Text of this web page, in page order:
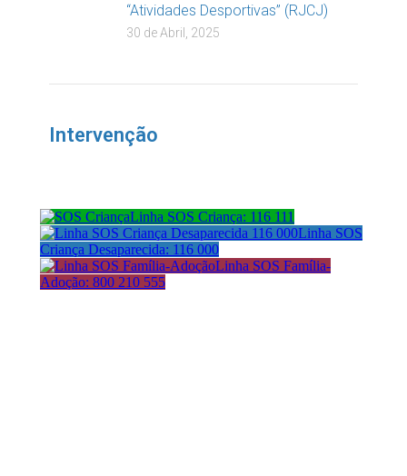
“Atividades Desportivas” (RJCJ)
30 de Abril, 2025
Intervenção
Linha SOS Criança: 116 111
Linha SOS
Criança Desaparecida: 116 000
Linha SOS Família-
Adoção: 800 210 555